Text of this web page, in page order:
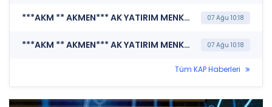
***AKM ** AKMEN*** AK YATIRIM MENKUL DEĞERLER A.Ş. (Pay Dışında Sermaye Piyasası Aracı İşlemlerine İlişkin Bildirim (Faiz İçeren)) 07 Ağu 10:18
***AKM ** AKMEN*** AK YATIRIM MENKUL DEĞERLER A.Ş. (Pay Dışında Sermaye Piyasası Aracı İşlemlerine İlişkin Bildirim (Faiz İçeren)) 07 Ağu 10:18
Tüm KAP Haberleri